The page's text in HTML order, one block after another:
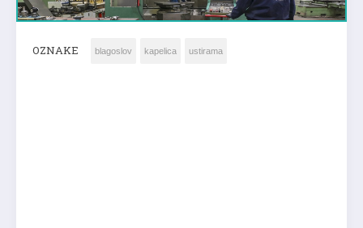
OZNAKE blagoslov kapelica ustirama